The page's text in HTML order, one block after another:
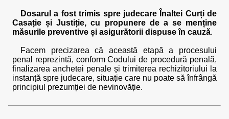
Dosarul a fost trimis spre judecare Înaltei Curți de
Casație și Justiție, cu propunere de a se menține
măsurile preventive și asigurătorii dispuse în cauză.
Facem precizarea că această etapă a procesului
penal reprezintă, conform Codului de procedură penală,
finalizarea anchetei penale și trimiterea rechizitoriului la
instanță spre judecare, situație care nu poate să înfrângă
principiul prezumției de nevinovăție.